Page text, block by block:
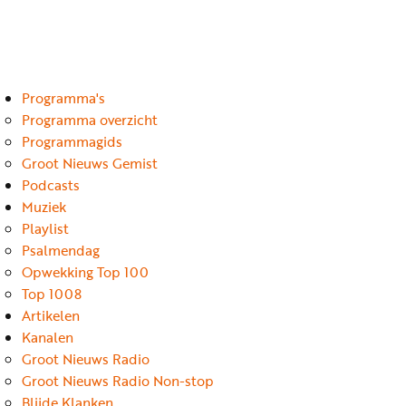
Programma's
Programma overzicht
Programmagids
Groot Nieuws Gemist
Podcasts
Muziek
Playlist
Psalmendag
Opwekking Top 100
Top 1008
Artikelen
Kanalen
Groot Nieuws Radio
Groot Nieuws Radio Non-stop
Podcasts
Muziek
Artikelen
Kanalen
Steun
onze
missie
Info